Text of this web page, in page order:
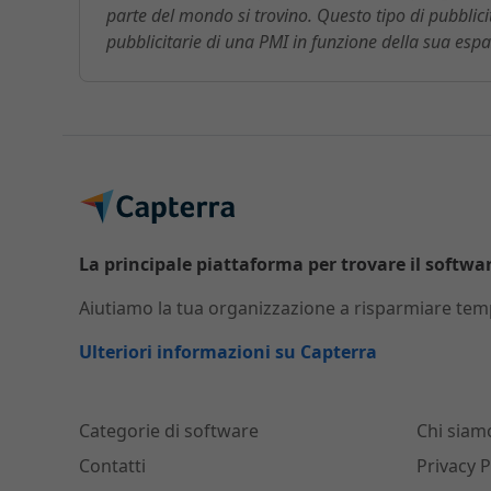
parte del mondo si trovino. Questo tipo di
pubblicitarie di una PMI in funzione della sua
La principale piattaforma per trovare il
Aiutiamo la tua organizzazione a risparmiare
Ulteriori informazioni su Capterra
Categorie di software
Contatti
Chi
Privacy